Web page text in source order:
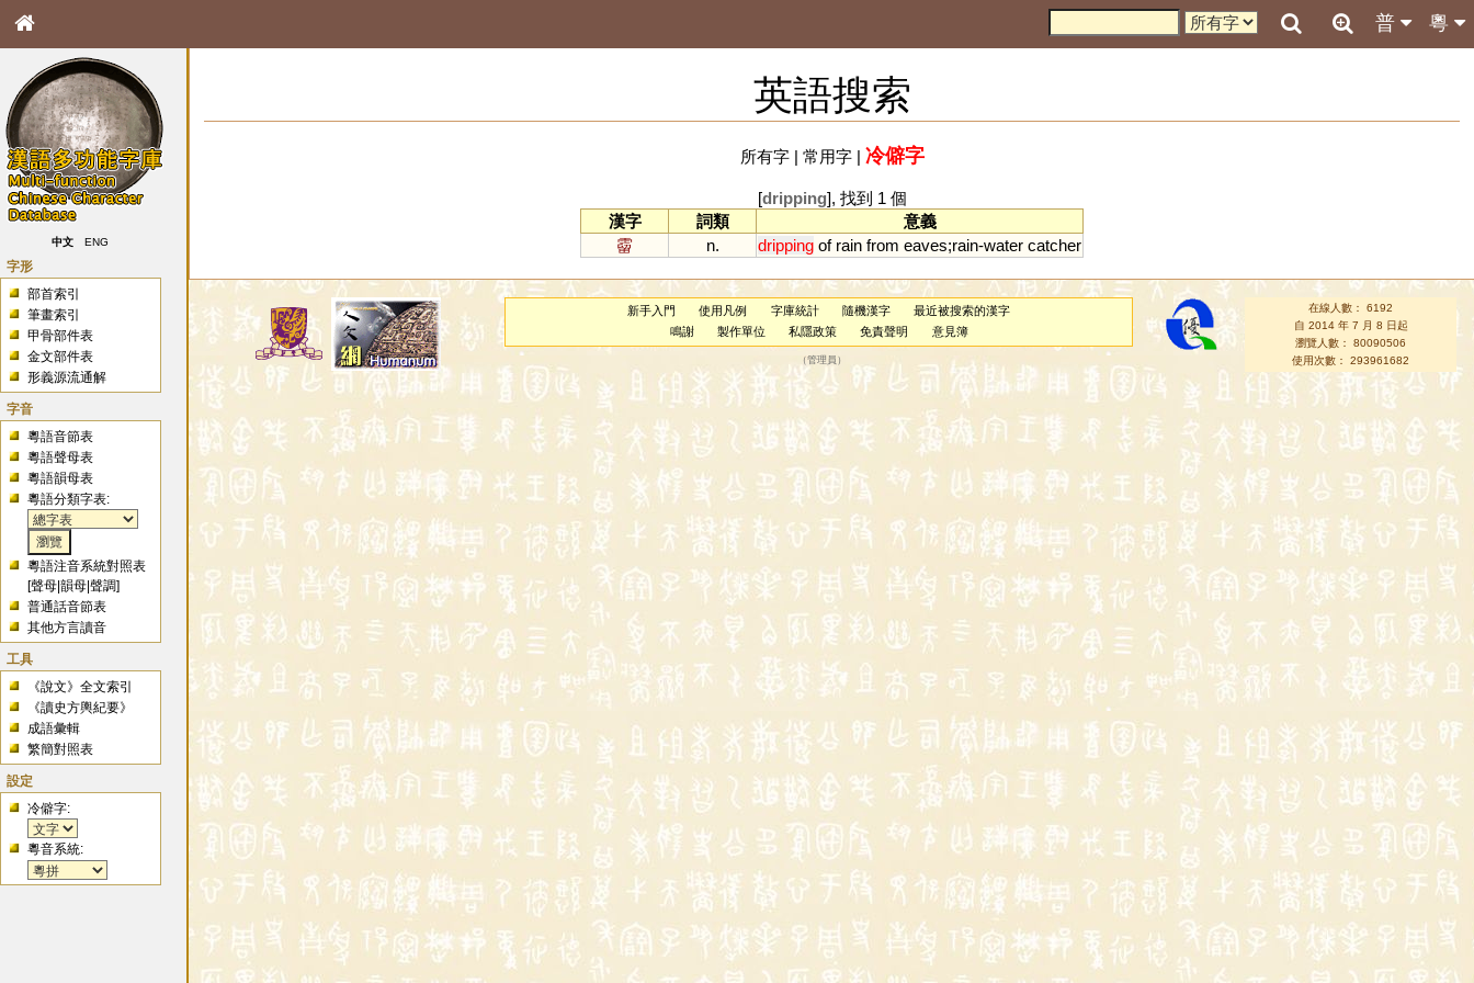
粵
普
中文 ENG
字形
部首索引
筆畫索引
甲骨部件表
金文部件表
形義源流通解
字音
粵語音節表
粵語聲母表
粵語韻母表
粵語分類字表:
粵語注音系統對照表
[聲母 |韻母 |聲調]
普通話音節表
其他方言讀音
工具
《說文》全文索引
《讀史方輿紀要》
成語彙輯
繁簡對照表
設定
冷僻字:
粵音系統:
英語搜索
所有字| 常用字| 冷僻字
[dripping], 找到 1 個
漢字
詞類
意義
霤
n. dripping of rain from eaves;rain-water catcher
新手入門 使用凡例 字庫統計 隨機漢字
最近被搜索的漢字
鳴謝
製作單位 私隱政策 免責聲明 意見簿
（管理員 ）
在線人數： 6192
自 2014 年 7 月 8 日起
瀏覽人數： 80090506
使用次數： 293961682